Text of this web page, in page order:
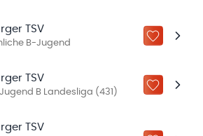
TSV
B-Jugend ZU „MEINE
TSV
B Landesliga (431) ZU „MEINE
TSV